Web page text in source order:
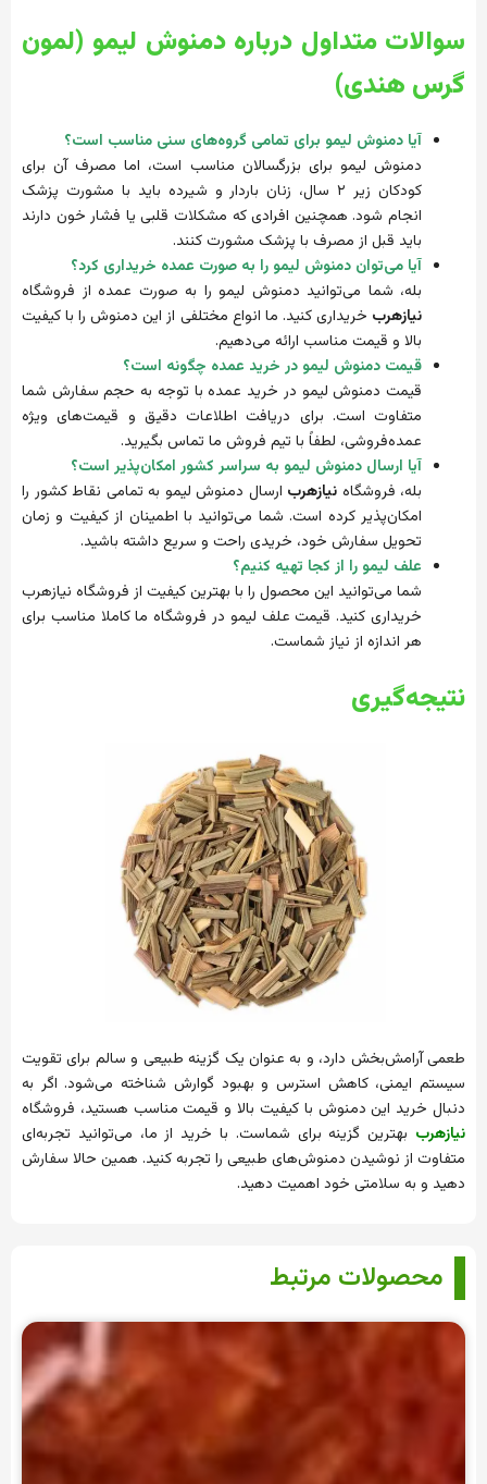
سوالات متداول درباره دمنوش لیمو (لمون
گرس هندی)
آیا دمنوش لیمو برای تمامی گروه‌های سنی مناسب است؟
دمنوش لیمو برای بزرگسالان مناسب است، اما مصرف آن برای
کودکان زیر ۲ سال، زنان باردار و شیرده باید با مشورت پزشک
انجام شود. همچنین افرادی که مشکلات قلبی یا فشار خون دارند
باید قبل از مصرف با پزشک مشورت کنند.
آیا می‌توان دمنوش لیمو را به صورت عمده خریداری کرد؟
بله، شما می‌توانید دمنوش لیمو را به صورت عمده از فروشگاه
نیازهرب خریداری کنید. ما انواع مختلفی از این دمنوش را با کیفیت
بالا و قیمت مناسب ارائه می‌دهیم.
قیمت دمنوش لیمو در خرید عمده چگونه است؟
قیمت دمنوش لیمو در خرید عمده با توجه به حجم سفارش شما
متفاوت است. برای دریافت اطلاعات دقیق و قیمت‌های ویژه
عمده‌فروشی، لطفاً با تیم فروش ما تماس بگیرید.
آیا ارسال دمنوش لیمو به سراسر کشور امکان‌پذیر است؟
بله، فروشگاه نیازهرب ارسال دمنوش لیمو به تمامی نقاط کشور را
امکان‌پذیر کرده است. شما می‌توانید با اطمینان از کیفیت و زمان
تحویل سفارش خود، خریدی راحت و سریع داشته باشید.
علف لیمو را از کجا تهیه کنیم؟
شما می‌توانید این محصول را با بهترین کیفیت از فروشگاه نیازهرب
خریداری کنید. قیمت علف لیمو در فروشگاه ما کاملا مناسب برای
هر اندازه از نیاز شماست.
نتیجه‌گیری
طعمی آرامش‌بخش دارد، و به عنوان یک گزینه طبیعی و سالم برای تقویت
سیستم ایمنی، کاهش استرس و بهبود گوارش شناخته می‌شود. اگر به
دنبال خرید این دمنوش با کیفیت بالا و قیمت مناسب هستید، فروشگاه
نیازهرب بهترین گزینه برای شماست. با خرید از ما، می‌توانید تجربه‌ای
متفاوت از نوشیدن دمنوش‌های طبیعی را تجربه کنید. همین حالا سفارش
دهید و به سلامتی خود اهمیت دهید.
محصولات مرتبط